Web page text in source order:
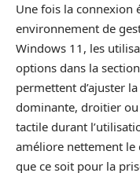
Une fois la connexion
environnement de
Windows 11, les
options dans la
permettent d’ajuster
dominante, droitier ou
tactile durant
améliore nettement le
que ce soit pour la